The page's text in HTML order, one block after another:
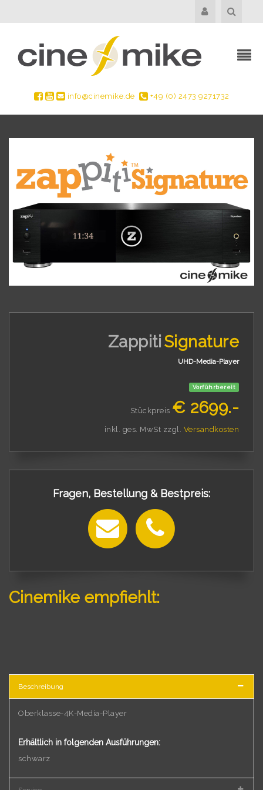
info@cinemike.de +49 (0) 2473 9271732
ZappitiSignature
UHD-Media-Player
Vorführbereit
Stückpreis € 2699.-
inkl. ges. MwSt zzgl. Versandkosten
Fragen, Bestellung & Bestpreis:
Cinemike empfiehlt:
Beschreibung
Oberklasse-4K-Media-Player
Erhältlich in folgenden Ausführungen:
schwarz